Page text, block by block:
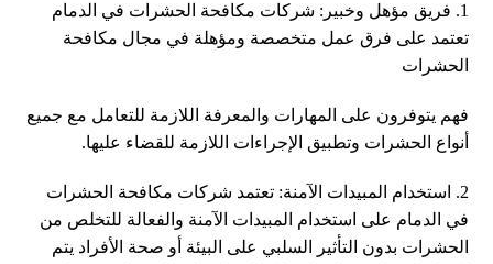
1. فريق مؤهل وخبير: شركات مكافحة الحشرات في الدمام
تعتمد على فرق عمل متخصصة ومؤهلة في مجال مكافحة
الحشرات
فهم يتوفرون على المهارات والمعرفة اللازمة للتعامل مع جميع
أنواع الحشرات وتطبيق الإجراءات اللازمة للقضاء عليها.
2. استخدام المبيدات الآمنة: تعتمد شركات مكافحة الحشرات
في الدمام على استخدام المبيدات الآمنة والفعالة للتخلص من
الحشرات بدون التأثير السلبي على البيئة أو صحة الأفراد يتم